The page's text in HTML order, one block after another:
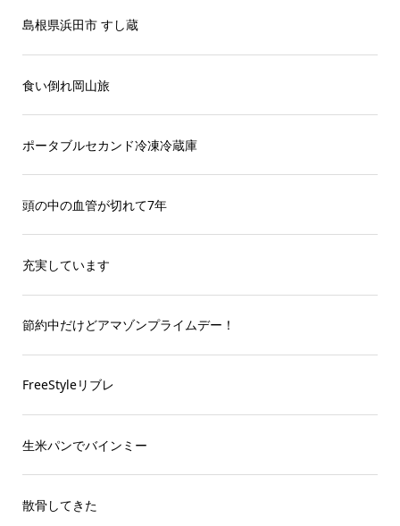
島根県浜田市 すし蔵
食い倒れ岡山旅
ポータブルセカンド冷凍冷蔵庫
頭の中の血管が切れて7年
充実しています
節約中だけどアマゾンプライムデー！
FreeStyleリブレ
生米パンでバインミー
散骨してきた